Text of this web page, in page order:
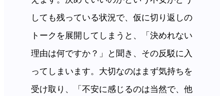
しても残っている状況で、仮に切り返しの
トークを展開してしまうと、「決めれない
理由は何ですか？」と聞き、その反駁に入
ってしまいます。大切なのはまず気持ちを
受け取り、「不安に感じるのは当然で、他